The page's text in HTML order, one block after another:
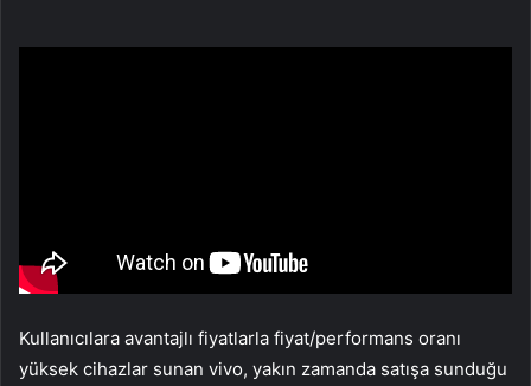
Kullanıcılara avantajlı fiyatlarla fiyat/performans oranı
yüksek cihazlar sunan vivo, yakın zamanda satışa sunduğu